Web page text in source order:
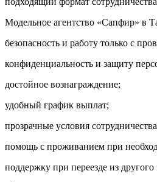
Модельное агентство «Сапфир» в
безопасность и работу только с
конфиденциальность и защиту
достойное вознаграждение;
удобный график выплат;
прозрачные условия
помощь с проживанием при
поддержку при переезде из другого